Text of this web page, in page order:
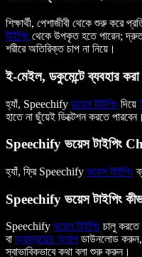
শিক্ষার্থী, পেশাজীবী থেকে শুরু করে
টাইপিং থেকে উপকৃত হতে পারেন; দ্রুত,
শরীরে অতিরিক্ত চাপ না নিয়ে।
ই-মেইল, ডকুমেন্টে ব্যবহার করা
হ্যাঁ, Speechify ভয়েস টাইপিং দিয়ে
হাতে না ছুঁয়েই ডিক্টেশন করতে পারবেন।
Speechify ভয়েস টাইপিং
হ্যাঁ, ফ্রি Speechify ভয়েস টাইপিং
Speechify ভয়েস টাইপিং
Speechify ভয়েস টাইপিং চালু
বা অ্যান্ড্রয়েড অ্যাপ ডাউনলোড
স্বাভাবিকভাবে কথা বলা শুরু করুন।